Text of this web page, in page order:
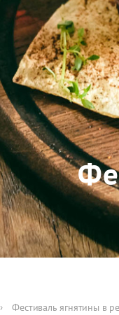
› Фестиваль ягнятины в